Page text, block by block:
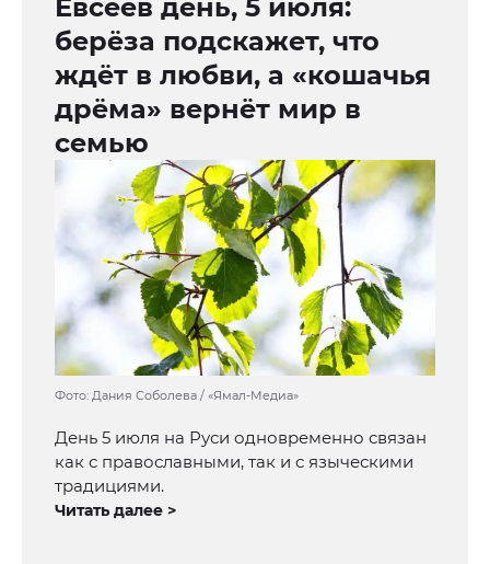
Евсеев день, 5 июля:
берёза подскажет, что
ждёт в любви, а «кошачья
дрёма» вернёт мир в
семью
Фото: Дания Соболева / «Ямал-Медиа»
День 5 июля на Руси одновременно связан
как с православными, так и с языческими
традициями.
Читать далее >